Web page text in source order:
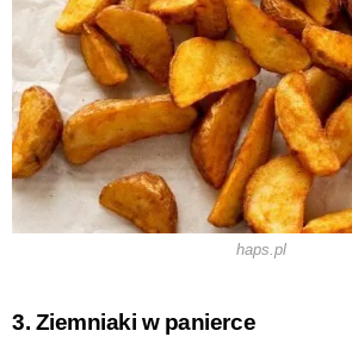
haps.pl
3. Ziemniaki w panierce